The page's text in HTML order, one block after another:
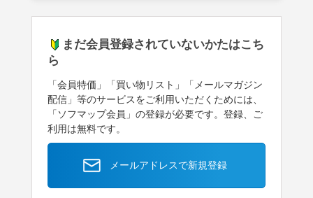
まだ会員登録されていないかたはこち
ら
「会員特価」「買い物リスト」「メールマガジン
配信」等のサービスをご利用いただくためには、
「ソフマップ会員」の登録が必要です。登録、ご
利用は無料です。
メールアドレスで新規登録